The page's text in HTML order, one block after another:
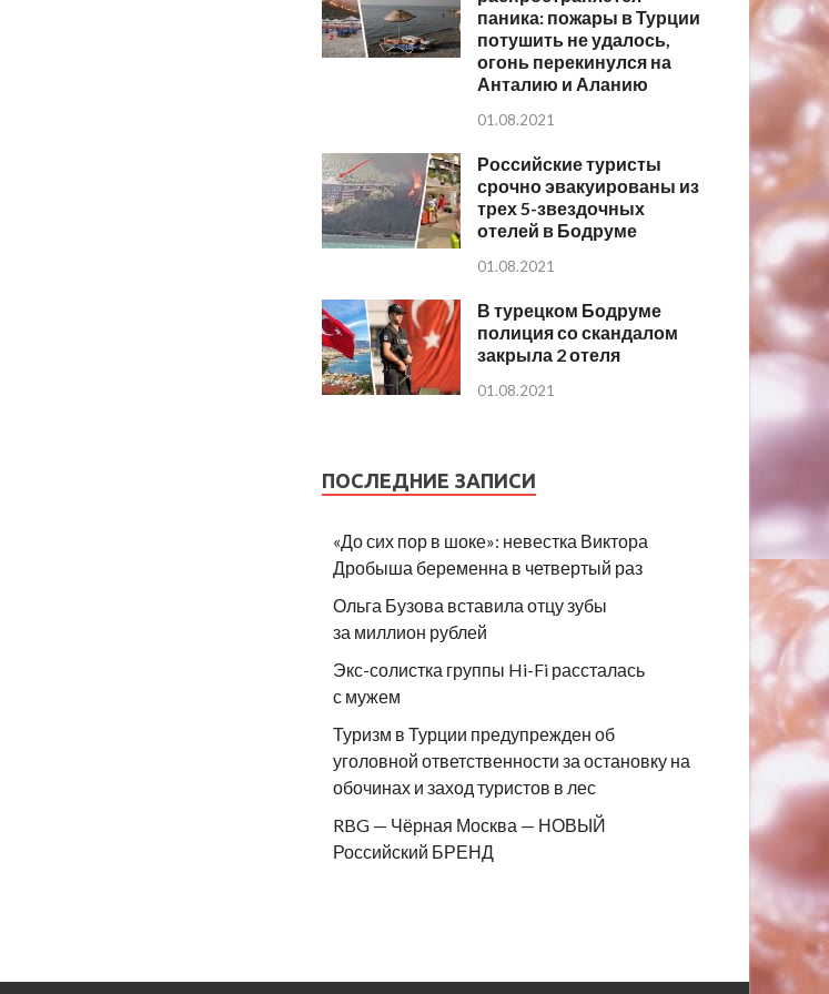
паника: пожары в Турции
потушить не удалось,
огонь перекинулся на
Анталию и Аланию
01.08.2021
Российские туристы
срочно эвакуированы из
трех 5-звездочных
отелей в Бодруме
01.08.2021
В турецком Бодруме
полиция со скандалом
закрыла 2 отеля
01.08.2021
ПОСЛЕДНИЕ ЗАПИСИ
«До сих пор в шоке»: невестка Виктора
Дробыша беременна в четвертый раз
Ольга Бузова вставила отцу зубы
за миллион рублей
Экс-солистка группы Hi-Fi рассталась
с мужем
Туризм в Турции предупрежден об
уголовной ответственности за остановку на
обочинах и заход туристов в лес
RBG — Чёрная Москва — НОВЫЙ
Российский БРЕНД